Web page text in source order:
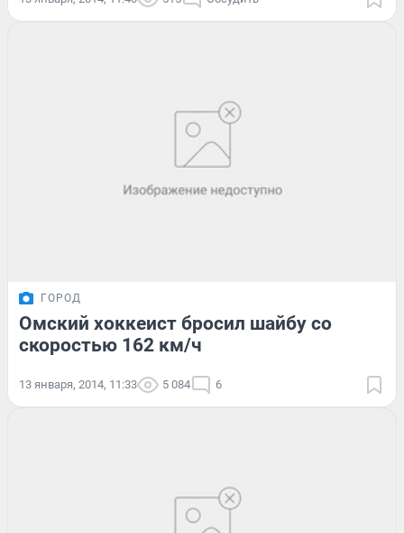
ГОРОД
Омский хоккеист бросил шайбу со
скоростью 162 км/ч
13 января, 2014, 11:33 5 084 6